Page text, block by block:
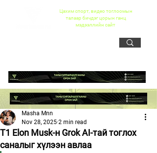
Цахим спорт, видео тоглоомын
талаар бичдэг цорын ганц
мэдээллийн сайт
T1 Elon Musk-н Grok AI-тай тоглох
саналыг хүлээн авлаа
Masha Mnn
Nov 28, 2025 2 min read